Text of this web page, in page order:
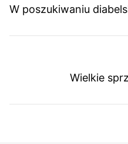
W poszukiwaniu
Wielkie